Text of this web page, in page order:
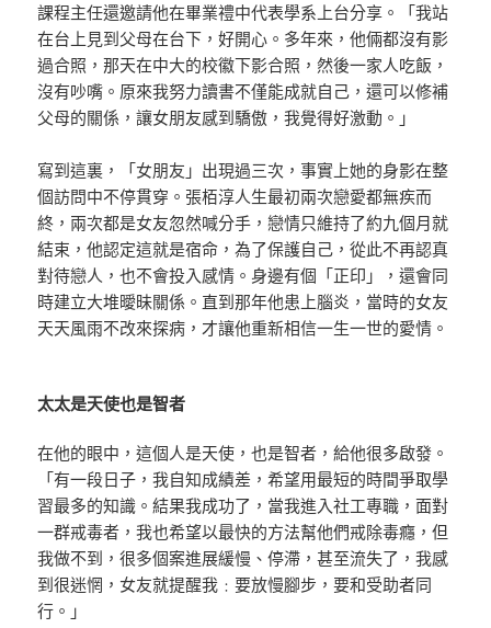
課程主任還邀請他在畢業禮中代表學系上台分享。「我站
在台上見到父母在台下，好開心。多年來，他倆都沒有影
過合照，那天在中大的校徽下影合照，然後一家人吃飯，
沒有吵嘴。原來我努力讀書不僅能成就自己，還可以修補
父母的關係，讓女朋友感到驕傲，我覺得好激動。」
寫到這裏，「女朋友」出現過三次，事實上她的身影在整
個訪問中不停貫穿。張栢淳人生最初兩次戀愛都無疾而
終，兩次都是女友忽然喊分手，戀情只維持了約九個月就
結束，他認定這就是宿命，為了保護自己，從此不再認真
對待戀人，也不會投入感情。身邊有個「正印」，還會同
時建立大堆曖昧關係。直到那年他患上腦炎，當時的女友
天天風雨不改來探病，才讓他重新相信一生一世的愛情。
太太是天使也是智者
在他的眼中，這個人是天使，也是智者，給他很多啟發。
「有一段日子，我自知成績差，希望用最短的時間爭取學
習最多的知識。結果我成功了，當我進入社工專職，面對
一群戒毒者，我也希望以最快的方法幫他們戒除毒癮，但
我做不到，很多個案進展緩慢、停滯，甚至流失了，我感
到很迷惘，女友就提醒我﹕要放慢腳步，要和受助者同
行。」